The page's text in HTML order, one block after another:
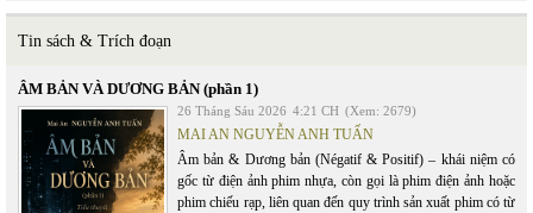
Tin sách & Trích đoạn
ÂM BẢN VÀ DƯƠNG BẢN (phần 1)
26 Tháng Sáu 2026 4:21 CH (Xem: 2679)
MAI AN NGUYỄN ANH TUẤN
Âm bản & Dương bản (Négatif & Positif) – khái niệm có
gốc từ điện ảnh phim nhựa, còn gọi là phim điện ảnh hoặc
phim chiếu rạp, liên quan đến quy trình sản xuất phim có từ